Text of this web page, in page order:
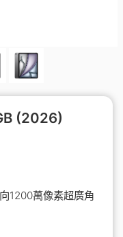
(2026)
1200萬像素超廣角